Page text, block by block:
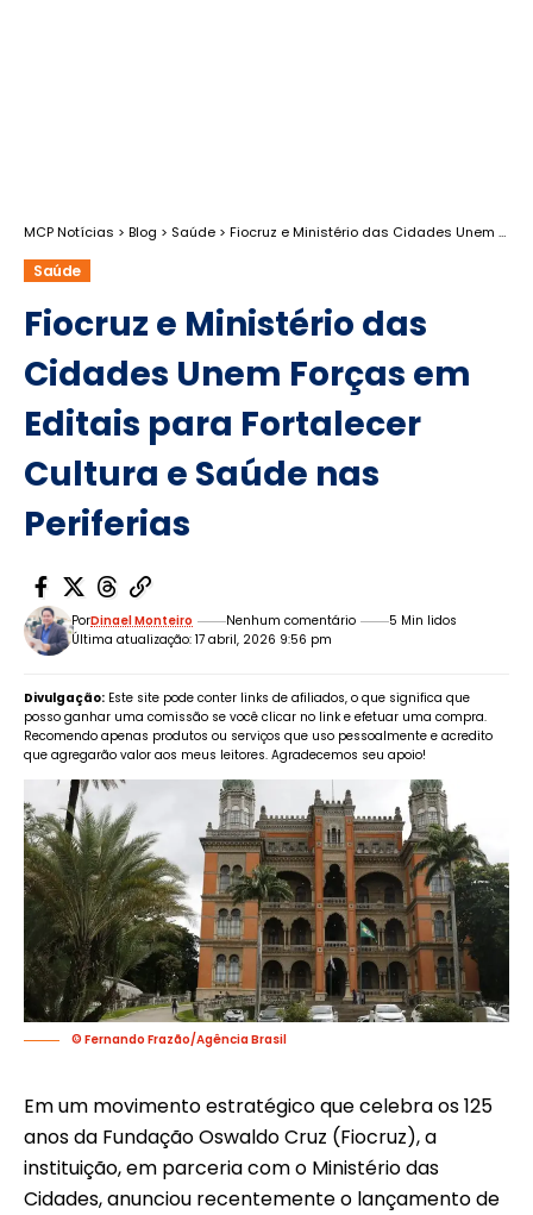
MCP Notícias > Blog > Saúde > Fiocruz e Ministério das Cidades Unem Forças em Editais para Fortalecer Cultura e Saúde nas Periferias
Saúde
Fiocruz e Ministério das
Cidades Unem Forças em
Editais para Fortalecer
Cultura e Saúde nas
Periferias
Última atualização: 17 abril, 2026 9:56 pm
PorDinael Monteiro Nenhum comentário 5 Min lidos
Divulgação: Este site pode conter links de afiliados, o que significa que
posso ganhar uma comissão se você clicar no link e efetuar uma compra.
Recomendo apenas produtos ou serviços que uso pessoalmente e acredito
que agregarão valor aos meus leitores. Agradecemos seu apoio!
© Fernando Frazão/Agência Brasil
Em um movimento estratégico que celebra os 125
anos da Fundação Oswaldo Cruz (Fiocruz), a
instituição, em parceria com o Ministério das
Cidades, anunciou recentemente o lançamento de